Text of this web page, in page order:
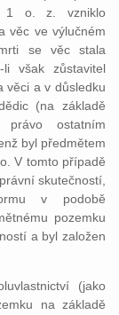
1 o. z. vzniklo
věc ve výlučném
se věc stala
li však zůstavitel
věci a v důsledku
(na základě
právo ostatním
byl předmětem
V tomto případě
skutečností,
v podobě
pozemku
a byl založen
(jako
na základě